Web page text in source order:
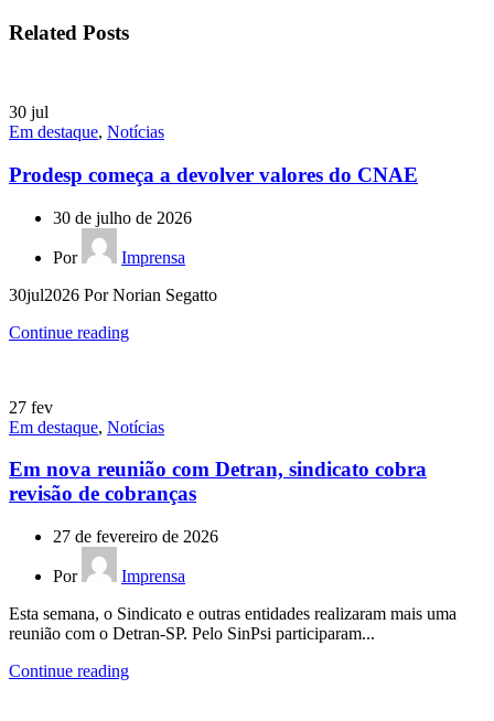
Related Posts
30 jul
Em destaque, Notícias
Prodesp começa a devolver valores do CNAE
30 de julho de 2026
Por
Imprensa
30jul2026 Por Norian Segatto
Continue reading
27 fev
Em destaque, Notícias
Em nova reunião com Detran, sindicato cobra
revisão de cobranças
27 de fevereiro de 2026
Por
Imprensa
Esta semana, o Sindicato e outras entidades realizaram mais uma
reunião com o Detran-SP. Pelo SinPsi participaram...
Continue reading